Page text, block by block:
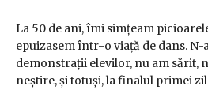
La 50 de ani, îmi simțeam
epuizasem într-o viață de dans. N-
demonstrații elevilor, nu am sărit,
neștire, și totuși, la finalul primei